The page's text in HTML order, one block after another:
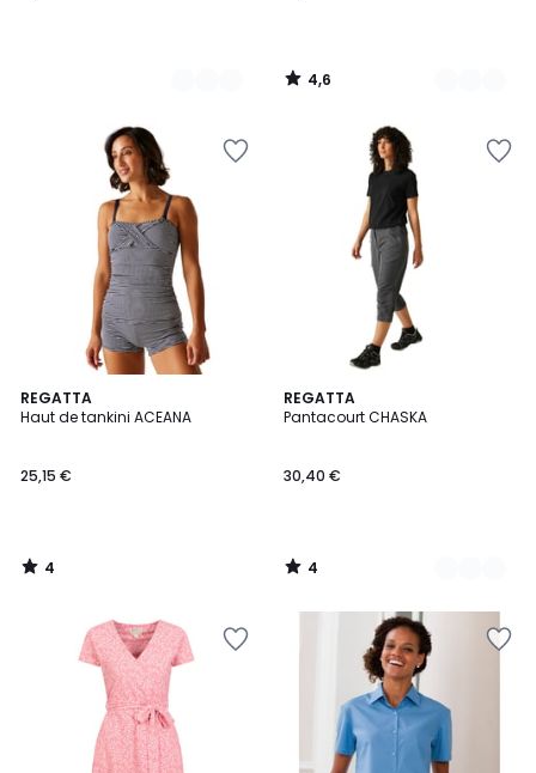
4,6
/
REGATTA
Haut de tankini ACEANA
25,15 €
4
/
4
/
REGATTA
Pantacourt CHASKA
30,40 €
4
/
2
Couleurs
4
/